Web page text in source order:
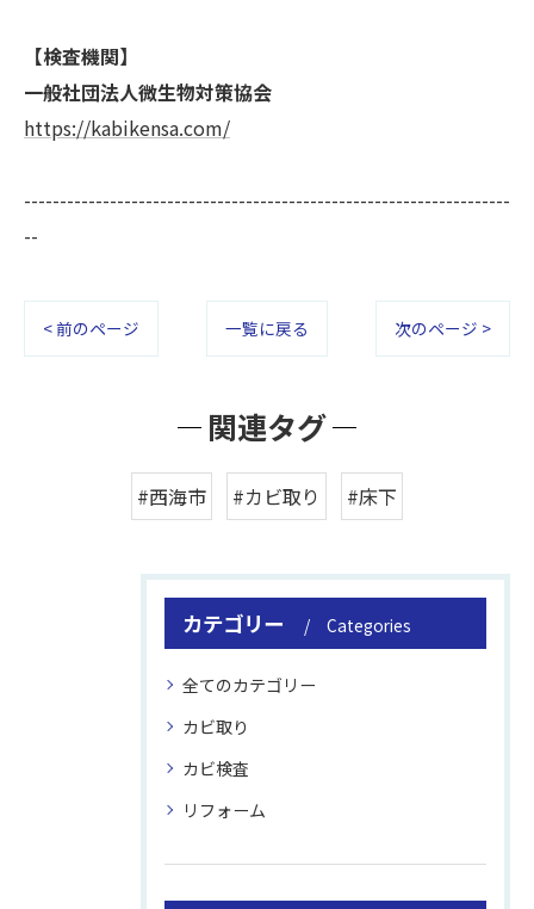
【検査機関】
一般社団法人微生物対策協会
https://kabikensa.com/
--------------------------------------------------------------------
--
< 前のページ 一覧に戻る 次のページ >
関連タグ
#西海市 #カビ取り #床下
カテゴリー Categories
全てのカテゴリー
カビ取り
カビ検査
リフォーム